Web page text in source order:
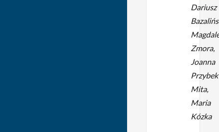
Dariusz
Zmora,
Joanna
Mita,
Maria
Kózka